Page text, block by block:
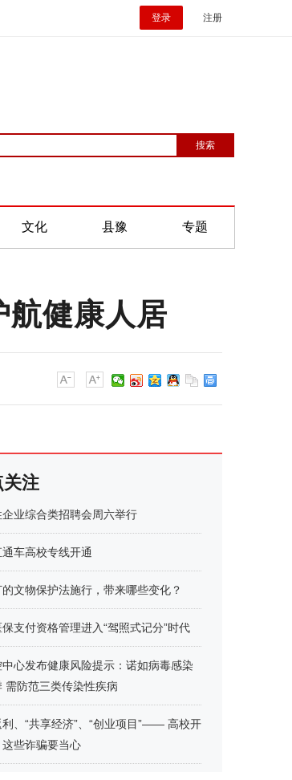
登录 注册
文化 县豫 专题
健康人居
注
企业综合类招聘会周六举行
车高校专线开通
的文物保护法施行，带来哪些变化？
支付资格管理进入“驾照式记分”时代
心发布健康风险提示：诺如病毒感染
需防范三类传染性疾病
利、“共享经济”、“创业项目”—— 高校开
些诈骗要当心